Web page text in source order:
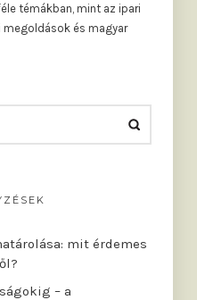
témákban, mint az ipari
és magyar
mit érdemes
– a